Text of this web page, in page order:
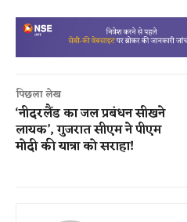
पिछला लेख
‘नीदरलैंड का जल प्रबंधन सीखने
लायक’, गुजरात सीएम ने पीएम
मोदी की यात्रा को सराहा!